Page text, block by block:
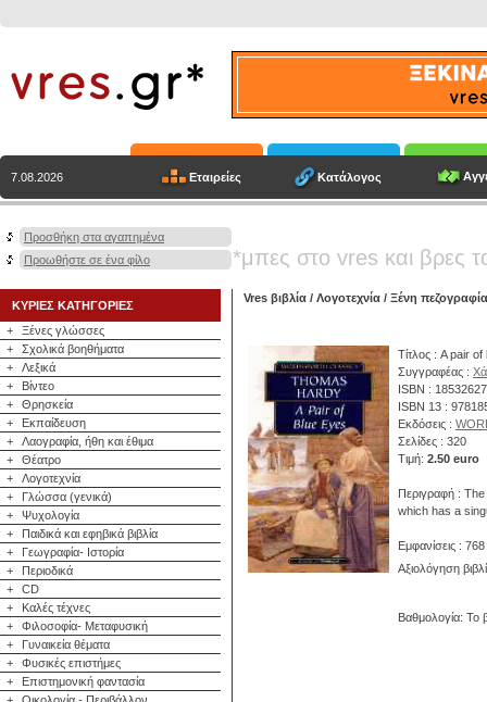
7.08.2026 Εταιρείες Κατάλογος
Προσθήκη στα αγαπημένα
Προωθήστε σε ένα φίλο
*μπες στο vres και βρες
ΚΥΡΙΕΣ ΚΑΤΗΓΟΡΙΕΣ
+
Ξένες γλώσσες
+
Σχολικά βοηθήματα
+
Λεξικά
+
Βίντεο
+
Θρησκεία
+
Εκπαίδευση
+
Λαογραφία, ήθη και έθιμα
+
Θέατρο
+
Λογοτεχνία
+
Γλώσσα (γενικά)
+
Ψυχολογία
+
Παιδικά και εφηβικά βιβλία
+
Γεωγραφία- Ιστορία
+
Περιοδικά
+
CD
+
Καλές τέχνες
+
Φιλοσοφία- Μεταφυσική
+
Γυναικεία θέματα
+
Φυσικές επιστήμες
+
Επιστημονική φαντασία
Vres βιβλία / Λογοτεχνία / Ξένη πεζογραφία
Τίτλος : A pair
Συγγραφέας :
ISBN :
ISBN 13 :
Εκδόσεις :
Σελίδες : 320
Τιμή: 2.50 euro
Περιγραφή :
which has a
Εμφανίσεις : 768
Αξιολόγηση
Βαθμολογία: Το